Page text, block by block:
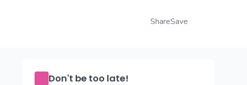
ShareSave
Don't be too late!